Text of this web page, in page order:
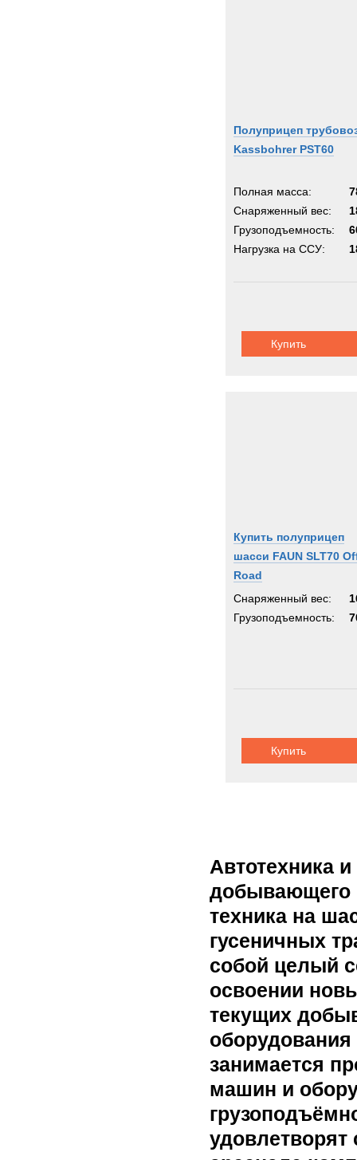
Полуприцеп
Kassbohrer PST60
Полная масса:
Снаряженный вес:
Грузоподъемность:
Нагрузка на ССУ:
Купить
Купить полуприцеп
шасси FAUN SLT70
Road
Снаряженный вес:
Грузоподъемность:
Купить
Автотехника
добывающего
техника на
гусеничных
собой целый
освоении
текущих
занимается
машин и